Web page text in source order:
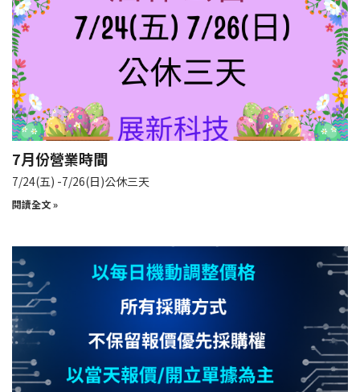
7月份營業時間
7/24(五) -7/26(日)公休三天
閱讀全文 »